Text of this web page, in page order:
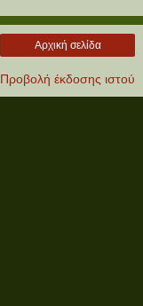
Αρχική σελίδα
Προβολή έκδοσης ιστού